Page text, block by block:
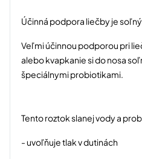
Účinná podpora liečby je
Veľmi účinnou podporou pri
alebo kvapkanie si do nosa
špeciálnymi probiotikami.
Tento roztok slanej vody a
- uvoľňuje tlak v dutinách